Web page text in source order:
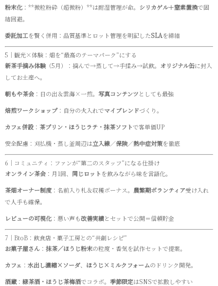
粉末化 ：**微粒粉砕（超微粉）**は耐湿管理が命。 シリカゲル＋窒素置換で固
結回避。
委託加工を賢く併用：品質基準とロット管理を明記したSLAを締結
5｜観光×体験：畑を“最高のテーマパーク”にする
新茶手摘み体験（5月）：摘んで→蒸して→手揉み→試飲。 オリジナル缶に封入
してお土産へ。
朝もや茶会 ：日の出＆雲海×一煎。 写真コンテンツとしても最強
焙煎ワークショップ：自分の火入れでマイブレンドづくり。
カフェ併設 ： 茶プリン・ほうじラテ・抹茶ソフトで客単価UP
安全配慮：刈払機・蒸し釜周辺は立入線／保険／熱中症対策を徹底
6｜コミュニティ：ファンが“第二のスタッフ”になる仕掛け
オンライン茶会 ：月1回、 同じロットを飲みながら味を言語化。
茶畑オーナー制度 ：名前入り札＆収穫ボーナス。 農繁期ボランティア受け入れ
で人手も確保。
レビューの可視化 ：悪い声も改善実績とセットで公開＝信頼貯金
7｜BtoB：飲食店・菓子工房との“共創レシピ”
お菓子屋さん ： 抹茶／ほうじ粉末の粒度・香気を試作セットで提案。
カフェ ： 水出し濃縮×ソーダ、 ほうじ×ミルクフォームのドリンク開発。
酒蔵： 緑茶酒・ほうじ茶梅酒でコラボ。 季節限定はSNSで拡散しやすい